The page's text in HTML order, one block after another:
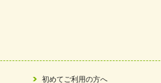
初めてご利用の方へ